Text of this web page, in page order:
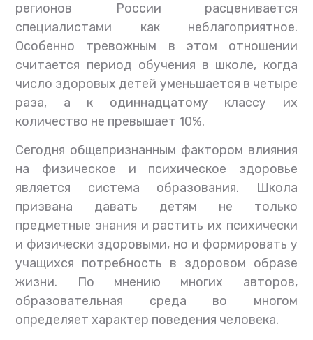
регионов России расценивается
специалистами как неблагоприятное.
Особенно тревожным в этом отношении
считается период обучения в школе, когда
число здоровых детей уменьшается в четыре
раза, а к одиннадцатому классу их
количество не превышает 10%.
Сегодня общепризнанным фактором влияния
на физическое и психическое здоровье
является система образования. Школа
призвана давать детям не только
предметные знания и растить их психически
и физически здоровыми, но и формировать у
учащихся потребность в здоровом образе
жизни. По мнению многих авторов,
образовательная среда во многом
определяет характер поведения человека.